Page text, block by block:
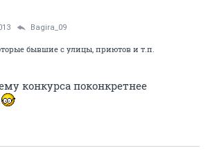
Bagira_09
бывшие с улицы, приютов и т.п.
конкурса поконкретнее